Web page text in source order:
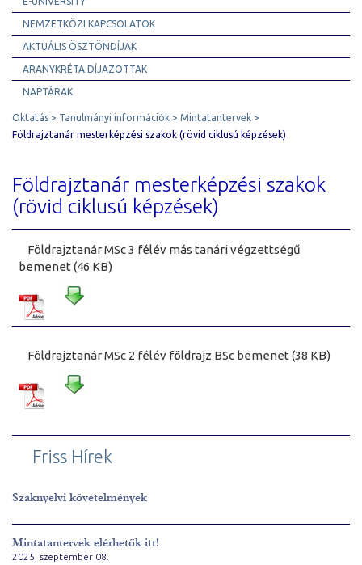
NEMZETKÖZI KAPCSOLATOK
AKTUÁLIS ÖSZTÖNDÍJAK
ARANYKRÉTA DÍJAZOTTAK
NAPTÁRAK
Oktatás Tanulmányi információk
Mintatantervek
Földrajztanár mesterképzési szakok (rövid ciklusú képzések)
Földrajztanár mesterképzési szakok
(rövid ciklusú képzések)
Földrajztanár MSc 3 félév más tanári végzettségű
bemenet (46 KB)
Földrajztanár MSc 2 félév földrajz BSc bemenet (38 KB)
Friss Hírek
Szaknyelvi követelmények
Mintatantervek elérhetők itt!
2025. szeptember 08.